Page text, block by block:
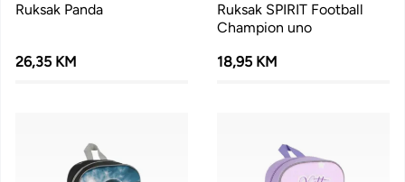
Ruksak Panda
26,35 KM
Ruksak SPIRIT Football
Champion uno
18,95 KM